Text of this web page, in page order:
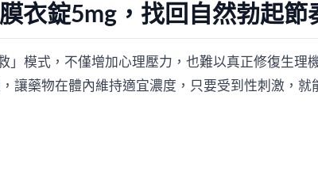
衣錠5mg，找回自然勃起節
模式，不僅增加心理壓力，也難以真正修復生理
讓藥物在體內維持適宜濃度，只要受到性刺激，